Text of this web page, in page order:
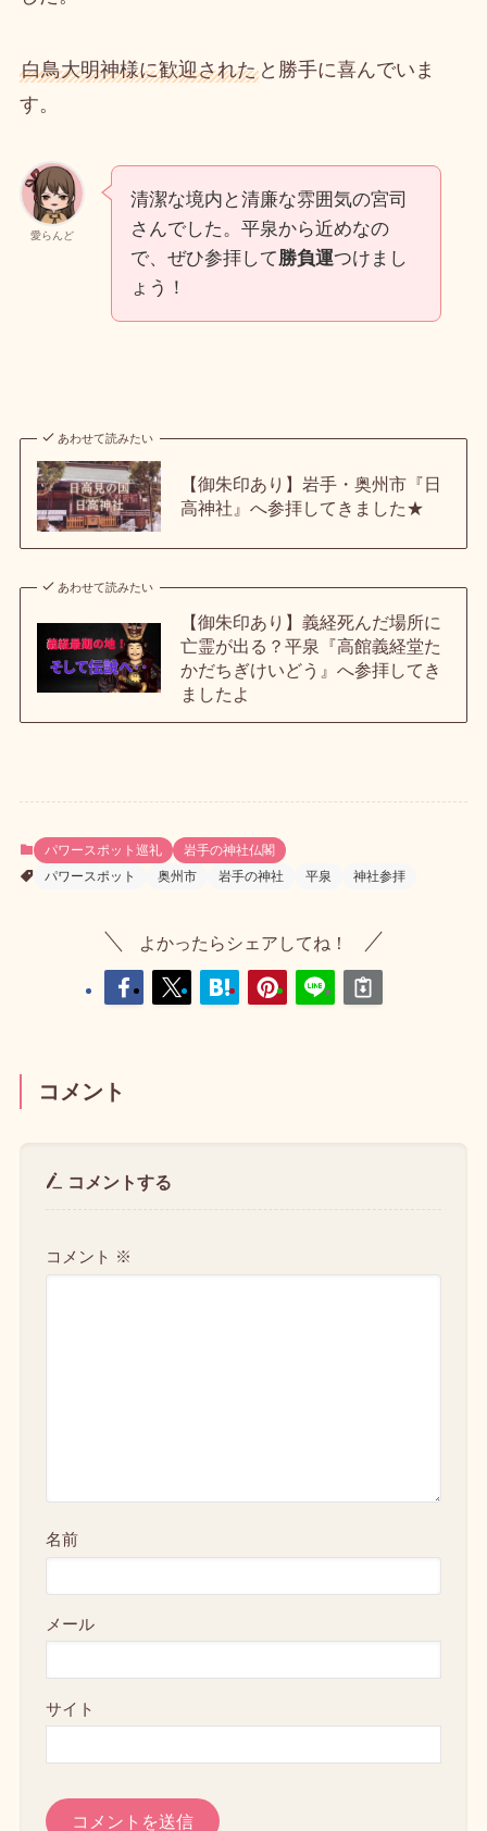
白鳥大明神様に歓迎されたと勝手に喜んでいま
す。
愛らんど
清潔な境内と清廉な雰囲気の宮司
さんでした。平泉から近めなの
で、ぜひ参拝して勝負運つけまし
ょう！
あわせて読みたい
【御朱印あり】岩手・奥州市『日
高神社』へ参拝してきました★
あわせて読みたい
【御朱印あり】義経死んだ場所に
亡霊が出る？平泉『高館義経堂た
かだちぎけいどう』へ参拝してき
ましたよ
パワースポット巡礼
岩手の神社仏閣
パワースポット
奥州市 岩手の神社 平泉 神社参拝
よかったらシェアしてね！
コメント
コメントする
コメント ※
名前
メール
サイト